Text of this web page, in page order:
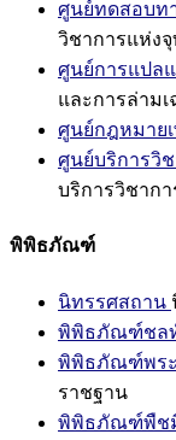
ศูนย์ทดสอบท
วิชาการแห่งจุ
ศูนย์การแปล
และการล่าม
ศูนย์กฎหมาย
ศูนย์บริการวิ
บริการวิชาก
พิพิธภัณฑ์
นิทรรศสถาน
พิพิธภัณฑ์ชล
พิพิธภัณฑ์พร
ราชฐาน
พิพิธภัณฑ์พืช